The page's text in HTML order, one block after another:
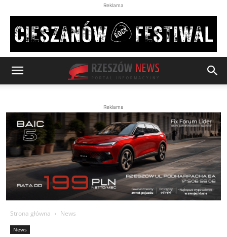
Reklama
Reklama
Strona główna News
News